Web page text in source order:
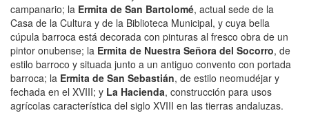
campanario; la Ermita de San Bartolomé, actual sede de la
Casa de la Cultura y de la Biblioteca Municipal, y cuya bella
cúpula barroca está decorada con pinturas al fresco obra de un
pintor onubense; la Ermita de Nuestra Señora del Socorro, de
estilo barroco y situada junto a un antiguo convento con portada
barroca; la Ermita de San Sebastián, de estilo neomudéjar y
fechada en el XVIII; y La Hacienda, construcción para usos
agrícolas característica del siglo XVIII en las tierras andaluzas.